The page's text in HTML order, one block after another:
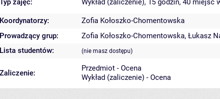
Typ zajęć: Wykład (zaliczenie), 15 godzin, 40 miejsc
Koordynatorzy:
Zofia Kołoszko-Chomentowska
Prowadzący grup:
Zofia Kołoszko-Chomentowska, Łukasz
Lista studentów:
(nie masz dostępu)
Zaliczenie:
Przedmiot - Ocena
Wykład (zaliczenie) - Ocena